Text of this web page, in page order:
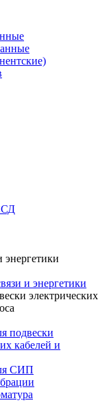
энергетики
и энергетики
электрических
подвески
кабелей и
СИП